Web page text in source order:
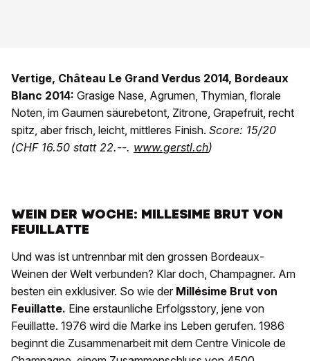
Vertige, Château Le Grand Verdus 2014, Bordeaux
Blanc 2014: Grasige Nase, Agrumen, Thymian, florale
Noten, im Gaumen säurebetont, Zitrone, Grapefruit, recht
spitz, aber frisch, leicht, mittleres Finish. Score: 15/20
(CHF 16.50 statt 22.--. www.gerstl.ch)
WEIN DER WOCHE: MILLESIME BRUT VON
FEUILLATTE
Und was ist untrennbar mit den grossen Bordeaux-
Weinen der Welt verbunden? Klar doch, Champagner. Am
besten ein exklusiver. So wie der Millésime Brut von
Feuillatte. Eine erstaunliche Erfolgsstory, jene von
Feuillatte. 1976 wird die Marke ins Leben gerufen. 1986
beginnt die Zusammenarbeit mit dem Centre Vinicole de